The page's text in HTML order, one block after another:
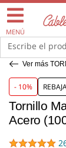
MENÚ
Escribe el
Ver más
- 10%
Tornillo
Acero